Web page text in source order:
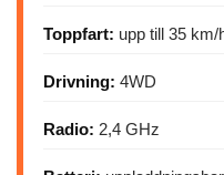
Toppfart: upp till 35 km/
Drivning: 4WD
Radio: 2,4 GHz